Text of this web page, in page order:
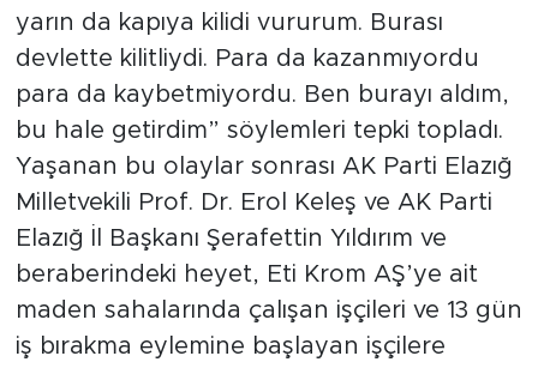
yarın da kapıya kilidi vururum. Burası
devlette kilitliydi. Para da kazanmıyordu
para da kaybetmiyordu. Ben burayı aldım,
bu hale getirdim” söylemleri tepki topladı.
Yaşanan bu olaylar sonrası AK Parti Elazığ
Milletvekili Prof. Dr. Erol Keleş ve AK Parti
Elazığ İl Başkanı Şerafettin Yıldırım ve
beraberindeki heyet, Eti Krom AŞ’ye ait
maden sahalarında çalışan işçileri ve 13 gün
iş bırakma eylemine başlayan işçilere